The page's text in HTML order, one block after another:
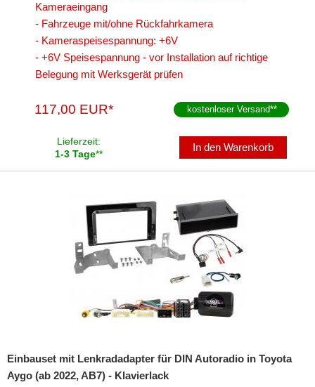
Kameraeingang
- Fahrzeuge mit/ohne Rückfahrkamera
- Kameraspeisespannung: +6V
- +6V Speisespannung - vor Installation auf richtige
Belegung mit Werksgerät prüfen
117,00 EUR* kostenloser Versand**
Lieferzeit:
1-3 Tage**
In den Warenkorb
Einbauset mit Lenkradadapter für DIN Autoradio in Toyota
Aygo (ab 2022, AB7) - Klavierlack